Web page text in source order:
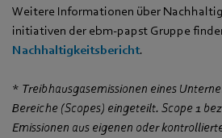
Weitere Informationen über
initiativen der ebm‑papst Gruppe
Nachhaltigkeitsbericht.
* Treibhausgasemissionen eines
Bereiche (Scopes) eingeteilt. Scope 1
Emissionen aus eigenen oder